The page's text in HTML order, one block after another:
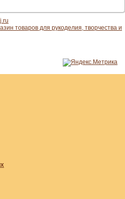
товаров для рукоделия, творчества и